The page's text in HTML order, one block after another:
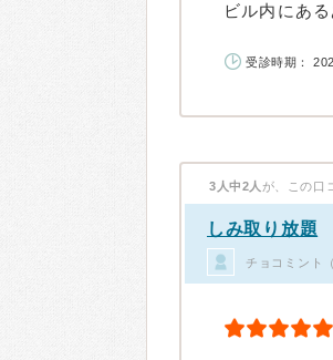
ビル内にあ
受診時期：
3人中2人 が、この口
しみ取り放題
チョコミント